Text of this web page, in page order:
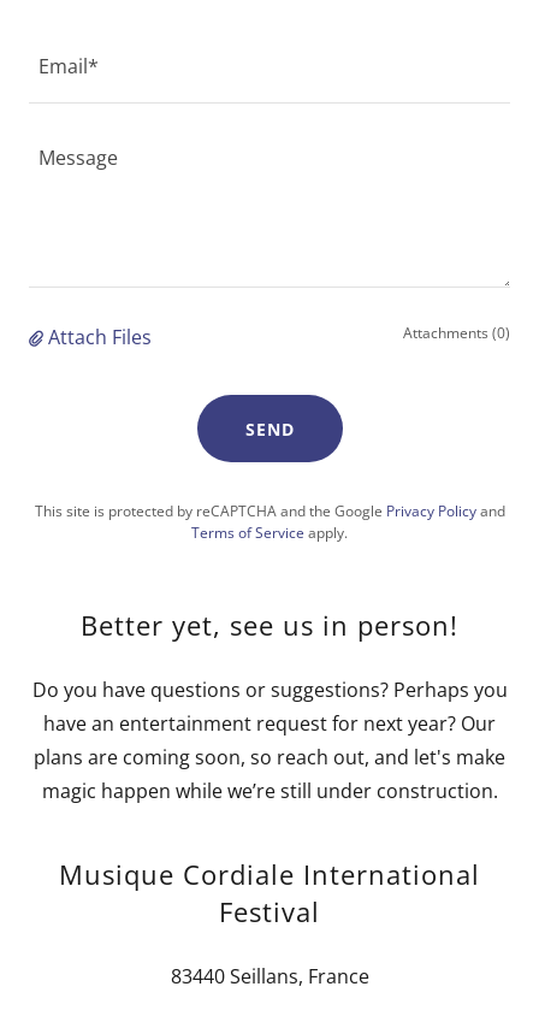
Email*
Attach Files Attachments (0)
SEND
This site is protected by reCAPTCHA and the Google Privacy Policyand
Terms of Service apply.
Better yet, see us in person!
Do you have questions or suggestions? Perhaps you
have an entertainment request for next year? Our
plans are coming soon, so reach out, and let's make
magic happen while we’re still under construction.
Musique Cordiale International
Festival
83440 Seillans, France